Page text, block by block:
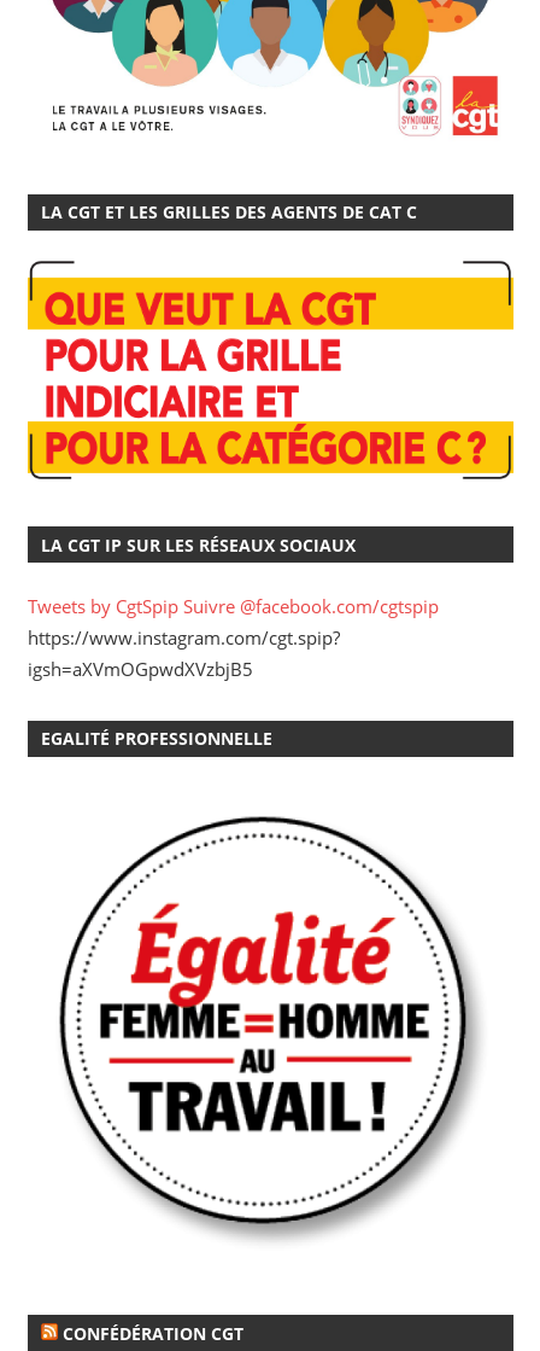
LA CGT ET LES GRILLES DES AGENTS DE CAT C
LA CGT IP SUR LES RÉSEAUX SOCIAUX
Tweets by CgtSpip Suivre @facebook.com/cgtspip
https://www.instagram.com/cgt.spip?
igsh=aXVmOGpwdXVzbjB5
EGALITÉ PROFESSIONNELLE
CONFÉDÉRATION CGT